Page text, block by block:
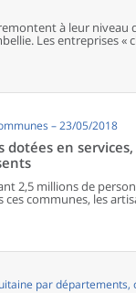
à leur
Les entreprises «
les micro-
– 23/05/2018
dotées en
2,5 millions de
communes, les
automobile et de
ou les supérettes,
d’un nombre
habitants.
par départements,